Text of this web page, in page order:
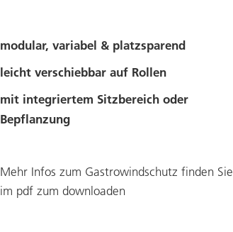
modular, variabel & platzsparend
leicht verschiebbar auf Rollen
mit integriertem Sitzbereich oder
Bepflanzung
Mehr Infos zum Gastrowindschutz finden Sie
im pdf zum downloaden